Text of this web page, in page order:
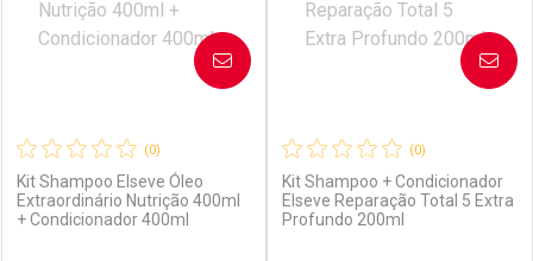
(0)
Kit Shampoo Elseve Óleo
Extraordinário Nutrição 400ml
+ Condicionador 400ml
AVISE-ME
(0)
Kit Shampoo + Condicionador
Elseve Reparação Total 5 Extra
Profundo 200ml
AVISE-ME